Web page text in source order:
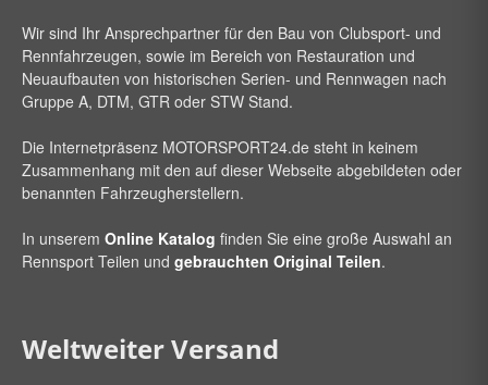
Wir sind Ihr Ansprechpartner für den Bau von Clubsport- und
Rennfahrzeugen, sowie im Bereich von Restauration und
Neuaufbauten von historischen Serien- und Rennwagen nach
Gruppe A, DTM, GTR oder STW Stand.
Die Internetpräsenz MOTORSPORT24.de steht in keinem
Zusammenhang mit den auf dieser Webseite abgebildeten oder
benannten Fahrzeugherstellern.
In unserem Online Katalog finden Sie eine große Auswahl an
Rennsport Teilen und gebrauchten Original Teilen.
Weltweiter Versand